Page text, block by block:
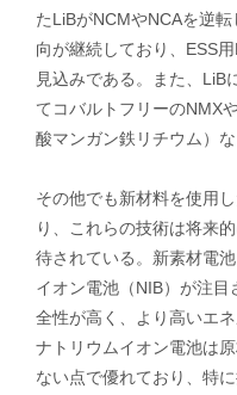
たLiBがNCMやNCAを逆
向が継続しており、ESS
見込みである。また、LiB
て​​コバルトフリーのNMX
酸マンガン鉄リチウム）
その他でも新材料を使用
り、これらの技術は将来
待されている。新素材電
イオン電池（NIB）が注
全性が高く、より高いエ
ナトリウムイオン電池は
ない点で優れており、特